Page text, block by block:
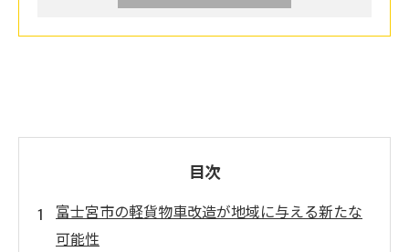
目次
富士宮市の軽貨物車改造が地域に与える新たな
可能性